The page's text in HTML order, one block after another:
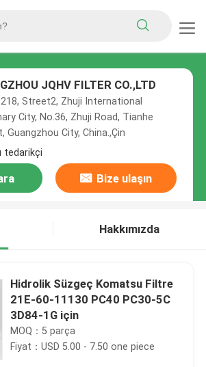
JQHV FILTER CO.,LTD
Street2, Zhuji International
City, No.36, Zhuji Road, Tianhe
Guangzhou City, China.,Çin
tedarikçi
Bize ulaşın
Hakkımızda
Hidrolik Süzgeç Komatsu Filtre
21E-60-11130 PC40 PC30-5C
3D84-1G için
MOQ：5 parça
Fiyat：USD 5.00 - 7.50 one piece